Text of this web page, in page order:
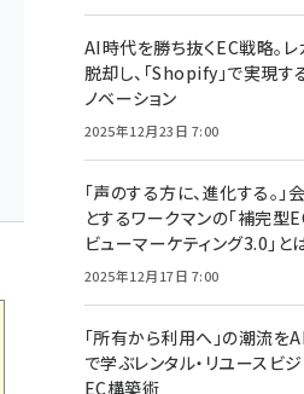
AI時代を勝ち抜くEC戦略。
脱却し、「Shopify」で実現
ノベーション
2025年12月23日 7:00
「声のする方に、進化する。
とするワークマンの「補完型
ビューマーケティング3.0」と
2025年12月17日 7:00
「所有から利用へ」の潮流を
で学ぶレンタル・リユースビ
EC構築術